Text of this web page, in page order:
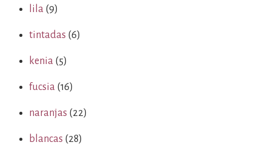
lila (9)
tintadas (6)
kenia (5)
fucsia (16)
naranjas (22)
blancas (28)